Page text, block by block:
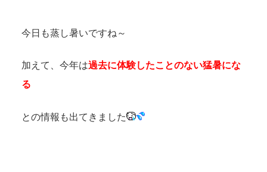
今日も蒸し暑いですね～
加えて、今年は過去に体験したことのない猛暑にな
る
との情報も出てきました